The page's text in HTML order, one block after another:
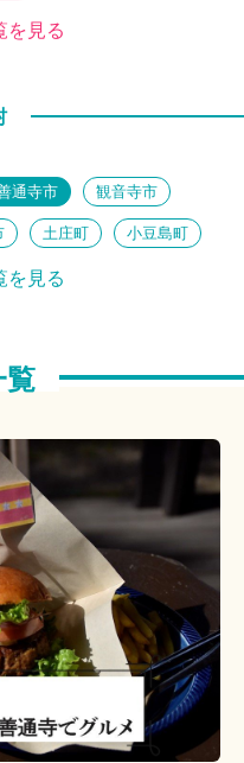
香川旅帖 特別編
めきグルメ
古訪ねる歴史旅
女子部
を見る
通寺市 観音寺市
土庄町 小豆島町
綾川町
を見る
覧